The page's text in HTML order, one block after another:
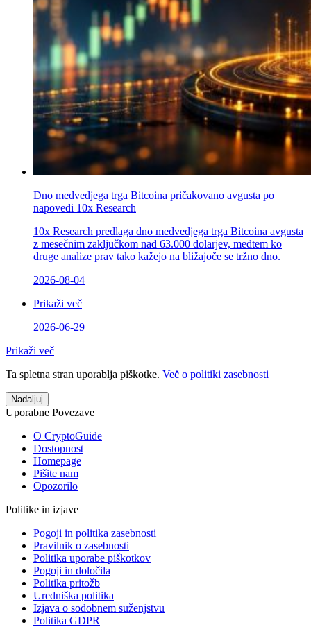
Dno medvedjega trga Bitcoina pričakovano avgusta po
napovedi 10x Research
10x Research predlaga dno medvedjega trga Bitcoina avgusta
z mesečnim zaključkom nad 63.000 dolarjev, medtem ko
druge analize prav tako kažejo na bližajoče se tržno dno.
2026-08-04
Prikaži več
2026-06-29
Prikaži več
Ta spletna stran uporablja piškotke. Več o politiki zasebnosti
Nadaljuj
Uporabne Povezave
O CryptoGuide
Dostopnost
Homepage
Pišite nam
Opozorilo
Politike in izjave
Pogoji in politika zasebnosti
Pravilnik o zasebnosti
Politika uporabe piškotkov
Pogoji in določila
Politika pritožb
Uredniška politika
Izjava o sodobnem suženjstvu
Politika GDPR